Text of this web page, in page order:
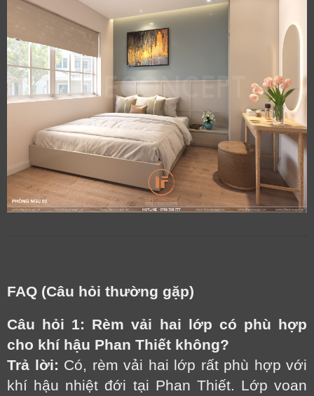
FAQ (Câu hỏi thường gặp)
Câu hỏi 1: Rèm vải hai lớp có phù hợp
cho khí hậu Phan Thiết không?
Trả lời: Có, rèm vải hai lớp rất phù hợp với
khí hậu nhiệt đới tại Phan Thiết. Lớp voan